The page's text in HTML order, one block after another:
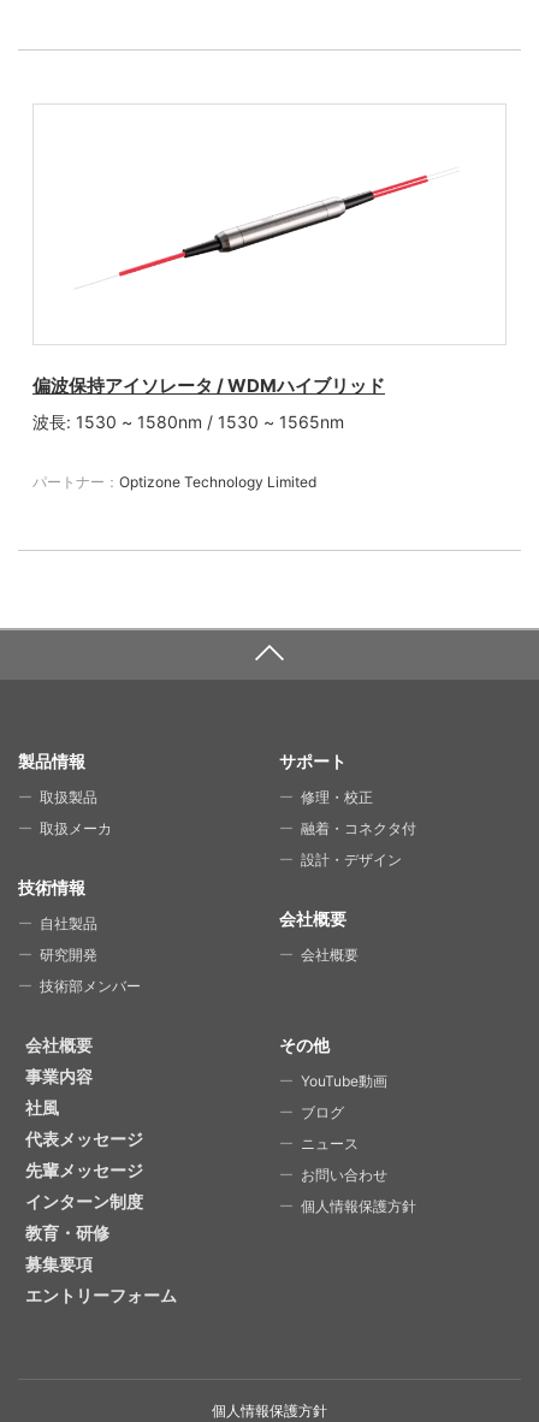
偏波保持アイソレータ / WDMハイブリッド
波長: 1530 ~ 1580nm / 1530 ~ 1565nm
パートナー： Optizone Technology Limited
SITE MAP
製品情報
取扱製品
取扱メーカ
技術情報
自社製品
研究開発
技術部メンバー
サポート
修理・校正
融着・コネクタ付
設計・デザイン
会社概要
会社概要
会社概要
事業内容
社風
代表メッセージ
先輩メッセージ
インターン制度
教育・研修
募集要項
エントリーフォーム
その他
YouTube動画
ブログ
ニュース
お問い合わせ
個人情報保護方針
個人情報保護方針